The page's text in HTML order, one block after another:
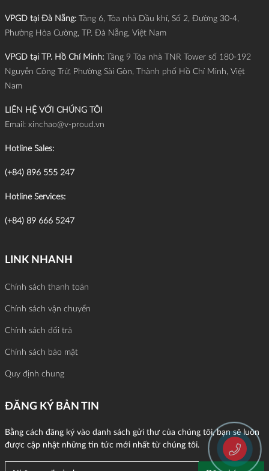
VPGD tại Đà Nẵng: Tầng 6, Tòa nhà Dầu khí, Số 2, Đường 30-4,
Phường Hòa Cường, TP. Đà Nẵng, Việt Nam
VPGD tại TP. Hồ Chí Minh:
Tầng 9 Tòa nhà TNR Tower số 180-192
Nguyễn Công Trứ, Phường Sài Gòn, Thành phố Hồ Chí Minh, Việt
Nam
LIÊN HỆ VỚI CHÚNG TÔI
Email: xinchao@v-proud.vn
Hotline Sales:
(+84) 896 555 247
Hotline Services:
(+84) 89 666 5247
LINK NHANH
Chính sách thanh toán
Chính sách vận chuyển
Chính sách đổi trả
Chính sách bảo mật
Quy định chung
ĐĂNG KÝ BẢN TIN
Bằng cách đăng ký vào danh sách gửi thư của chúng tôi, bạn sẽ luôn
được cập nhật những tin tức mới nhất từ chúng tôi.